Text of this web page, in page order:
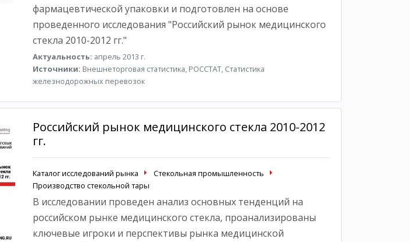
фармацевтической упаковки и подготовлен на основе
проведенного исследования "Российский рынок медицинского
стекла 2010-2012 гг."
Актуальность: апрель 2013 г.
Источники: Внешнеторговая статистика, РОССТАТ, Статистика
железнодорожных перевозок
Российский рынок медицинского стекла 2010-2012
гг.
Каталог исследований рынка
Стекольная промышленность
Производство стекольной тары
В исследовании проведен анализ основных тенденций на
российском рынке медицинского стекла, проанализированы
ключевые игроки и перспективы рынка медицинской